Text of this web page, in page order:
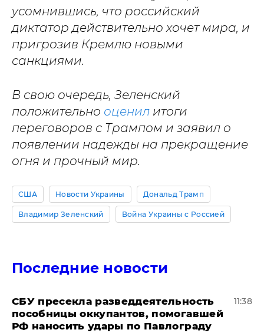
усомнившись, что российский
диктатор действительно хочет мира, и
пригрозив Кремлю новыми
санкциями.
В свою очередь, Зеленский
положительно оценил итоги
переговоров с Трампом и заявил о
появлении надежды на прекращение
огня и прочный мир.
США Новости Украины Дональд Трамп
Владимир Зеленский Война Украины с Россией
Последние новости
СБУ пресекла разведдеятельность
пособницы оккупантов, помогавшей
РФ наносить удары по Павлограду
11:38